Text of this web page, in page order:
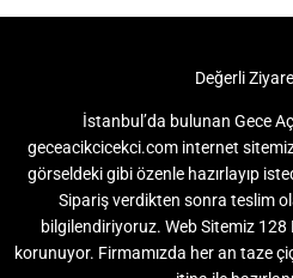
Değerli
İstanbul’da bulunan Gece
geceacikcicekci.com internet
görseldeki gibi özenle hazırlayıp
Sipariş verdikten sonra teslim
bilgilendiriyoruz. Web Sitemiz 128
korunuyor. Firmamızda her an taze